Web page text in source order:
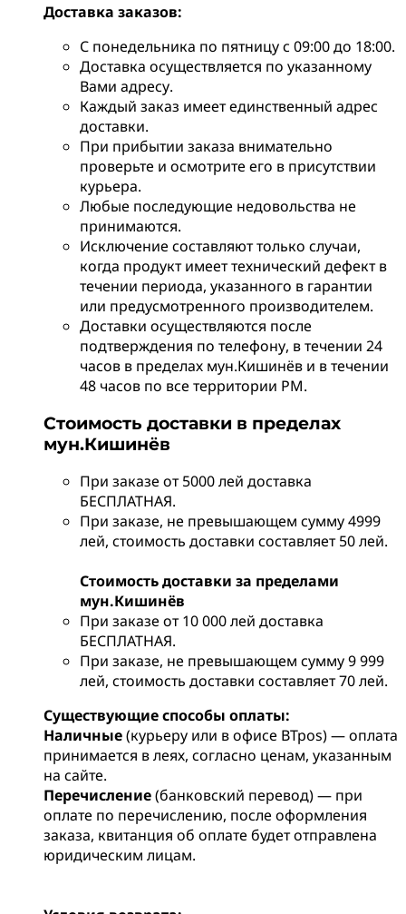
Доставка заказов:
С понедельника по пятницу с 09:00 до 18:00.
Доставка осуществляется по указанному
Вами адресу.
Каждый заказ имеет единственный адрес
доставки.
При прибытии заказа внимательно
проверьте и осмотрите его в присутствии
курьера.
Любые последующие недовольства не
принимаются.
Исключение составляют только случаи,
когда продукт имеет технический дефект в
течении периода, указанного в гарантии
или предусмотренного производителем.
Доставки осуществляются после
подтверждения по телефону, в течении 24
часов в пределах мун.Кишинёв и в течении
48 часов по все территории РМ.
Стоимость доставки в пределах
мун.Кишинёв
При заказе от 5000 лей доставка
БЕСПЛАТНАЯ.
При заказе, не превышающем сумму 4999
лей, стоимость доставки составляет 50 лей.
Стоимость доставки за пределами
мун.Кишинёв
При заказе от 10 000 лей доставка
БЕСПЛАТНАЯ.
При заказе, не превышающем сумму 9 999
лей, стоимость доставки составляет 70 лей.
Существующие способы оплаты:
Наличные(курьеру или в офисе BTpos) — оплата
принимается в леях, согласно ценам, указанным
на сайте.
Перечисление(банковский перевод) — при
оплате по перечислению, после оформления
заказа, квитанция об оплате будет отправлена
юридическим лицам.